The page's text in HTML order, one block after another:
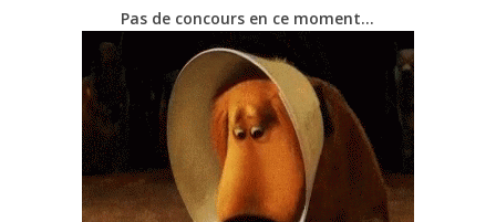
Pas de concours en ce moment…